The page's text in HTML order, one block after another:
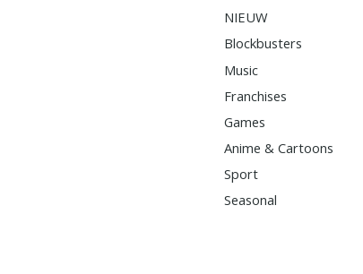
NIEUW
Blockbusters
Music
Franchises
Games
Anime & Cartoons
Sport
Seasonal